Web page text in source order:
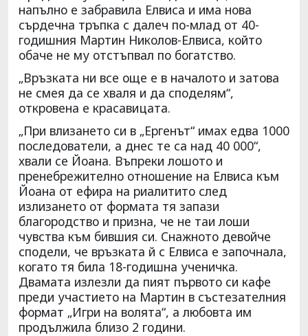
напълно е забравила Елвиса и има нова
сърдечна тръпка с далеч по-млад от 40-
годишния Мартин Николов-Елвиса, който
обаче не му отстъпвал по богатство.
„Връзката ни все още е в началото и затова
не смея да се хваля и да споделям“,
откровена е красавицата.
„При влизането си в „Ергенът“ имах едва 1000
последователи, а днес те са над 40 000“,
хвали се Йоана. Въпреки лошото и
пренебрежително отношение на Елвиса към
Йоана от ефира на риалитито след
излизането от формата тя запази
благородство и призна, че не таи лоши
чувства към бившия си. Снажното девойче
сподели, че връзката й с Елвиса е започнала,
когато тя била 18-годишна ученичка.
Двамата излезли да пият първото си кафе
преди участието на Мартин в състезателния
формат „Игри на волята“, а любовта им
продължила близо 2 години.